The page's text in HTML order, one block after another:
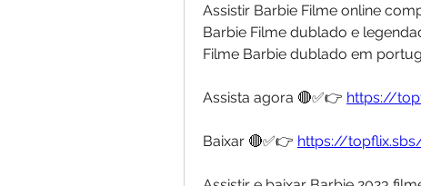
Assistir Barbie Filme online
Barbie Filme dublado e
Filme Barbie dublado em
Assista agora 🔴✅👉 https://
Baixar 🔴✅👉 https://